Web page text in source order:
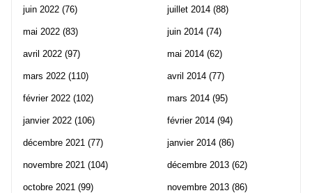
juin 2022 (76)
mai 2022 (83)
avril 2022 (97)
mars 2022 (110)
février 2022 (102)
janvier 2022 (106)
décembre 2021 (77)
novembre 2021 (104)
octobre 2021 (99)
juillet 2014 (88)
juin 2014 (74)
mai 2014 (62)
avril 2014 (77)
mars 2014 (95)
février 2014 (94)
janvier 2014 (86)
décembre 2013 (62)
novembre 2013 (86)